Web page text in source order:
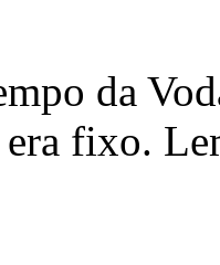
da
fixo.